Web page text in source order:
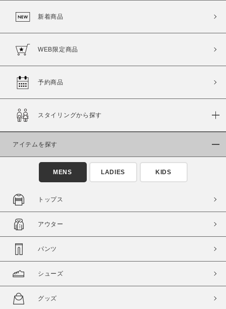
カラー
価格
～
商品タイプ
通常商品 予約商品
在庫
在庫あり 在庫なし含む
新着商品
WEB限定商品
予約商品
スタイリングから探す
アイテムを探す
MENS LADIES KIDS
トップス
アウター
パンツ
シューズ
グッズ